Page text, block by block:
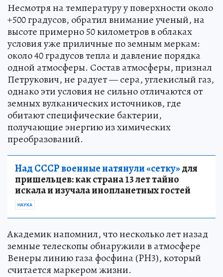
Несмотря на температуру у поверхности около
+500 градусов, обратил внимание ученый, на
высоте примерно 50 километров в облаках
условия уже приличные по земным меркам:
около 40 градусов тепла и давление порядка
одной атмосферы. Состав атмосферы, признал
Петрукович, не радует — сера, углекислый газ,
однако эти условия не сильно отличаются от
земных вулканических источников, где
обитают специфические бактерии,
получающие энергию из химических
преобразований.
Над СССР военные натянули «сетку»для
пришельцев: как страна 13 лет тайно
искала и изучала инопланетных гостей
НАУКА
Академик напомнил, что несколько лет назад
земные телескопы обнаружили в атмосфере
Венеры линию газа фосфина (PH3), который
считается маркером жизни.